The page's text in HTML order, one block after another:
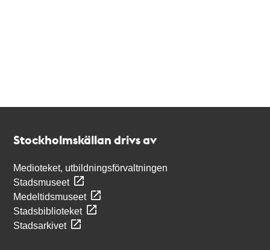
Stockholmskällan drivs av
Medioteket, utbildningsförvaltningen
Stadsmuseet
Medeltidsmuseet
Stadsbiblioteket
Stadsarkivet